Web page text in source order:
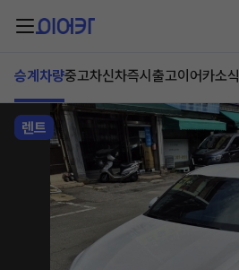
승계차량중고차신차즉시출고이어카소식
렌트